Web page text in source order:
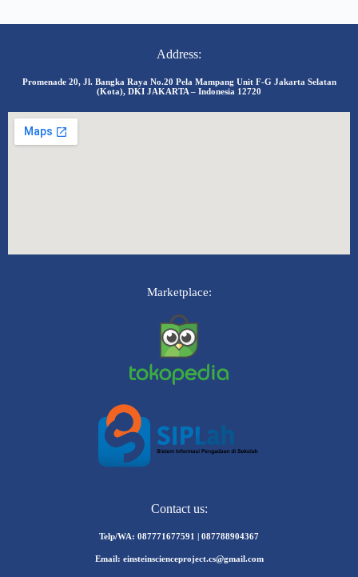
Address:
Promenade 20, Jl. Bangka Raya No.20 Pela Mampang Unit F-G Jakarta Selatan
(Kota), DKI JAKARTA – Indonesia 12720
Marketplace:
Contact us:
Telp/WA: 087771677591 | 087788904367
Email: einsteinscienceproject.cs@gmail.com